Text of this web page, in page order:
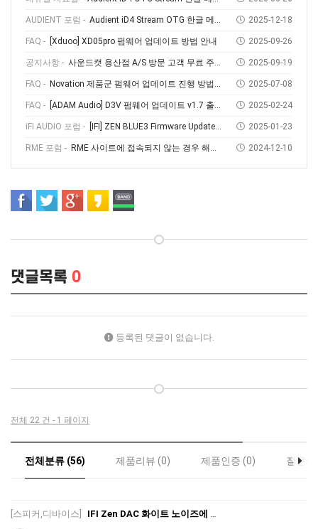
AUDIENT 포럼 - Audient iD4 Stream OTG 한글 메뉴얼 다운로드 및 사용 방법 2025-12-18
FAQ - [Xduoo] XD05pro 펌웨어 업데이트 방법 안내 2025-09-26
공지사항 - 사운드캣 용산점 A/S 방문 고객 무료 주차 안내 2025-09-19
FAQ - Novation 제품군 펌웨어 업데이트 진행 방법 (Feat, Novation Components) 2025-07-08
FAQ - [ADAM Audio] D3V 펌웨어 업데이트 v1.7 출시! 소개부터 설치 방법까지 2025-02-24
iFi AUDIO 포럼 - [IFI] ZEN BLUE3 Firmware Update V1.69 2025-01-23
RME 포럼 - RME 사이트에 접속되지 않는 경우 해결방법 2024-12-10
댓글목록 0
등록된 댓글이 없습니다.
전체 22 건 - 1 페이지
전체분류 (56) 제품리뷰 (0) 제품인증 (0) 질문
[스피커,디바이스] IFI Zen DAC 화이트 노이즈에 대한 설명입니다